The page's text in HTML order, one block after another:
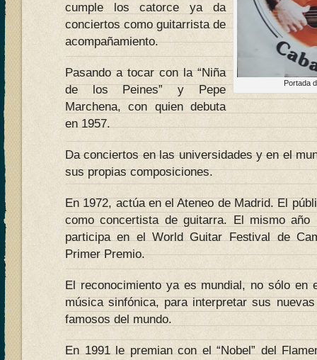
Portada
cumple los catorce ya da
conciertos como guitarrista de
acompañamiento.
Pasando a tocar con la “Niña
de los Peines” y Pepe
Marchena, con quien debuta
en 1957.
Da conciertos en las universidades y en el
sus propias composiciones.
En 1972, actúa en el Ateneo de Madrid. El
como concertista de guitarra. El mismo
participa en el World Guitar Festival de
Primer Premio.
El reconocimiento ya es mundial, no sólo en
música sinfónica, para interpretar sus
famosos del mundo.
En 1991 le premian con el “Nobel” del